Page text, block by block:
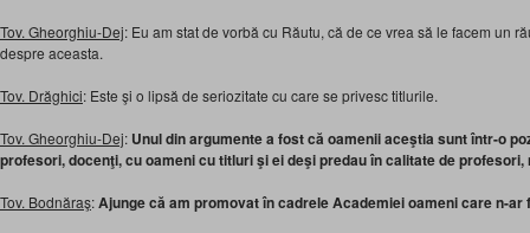
Tov. Gheorghiu-Dej: Eu am stat de vorbă cu Răutu, că de ce vrea să le facem un
despre aceasta.
Tov. Drăghici: Este şi o lipsă de seriozitate cu care se privesc titlurile.
Tov. Gheorghiu-Dej: Unul din argumente a fost că oamenii aceştia sunt într-o
profesori, docenţi, cu oameni cu titluri şi ei deşi predau în calitate de
Tov. Bodnăraş:Ajunge că am promovat în cadrele Academiei oameni care n-